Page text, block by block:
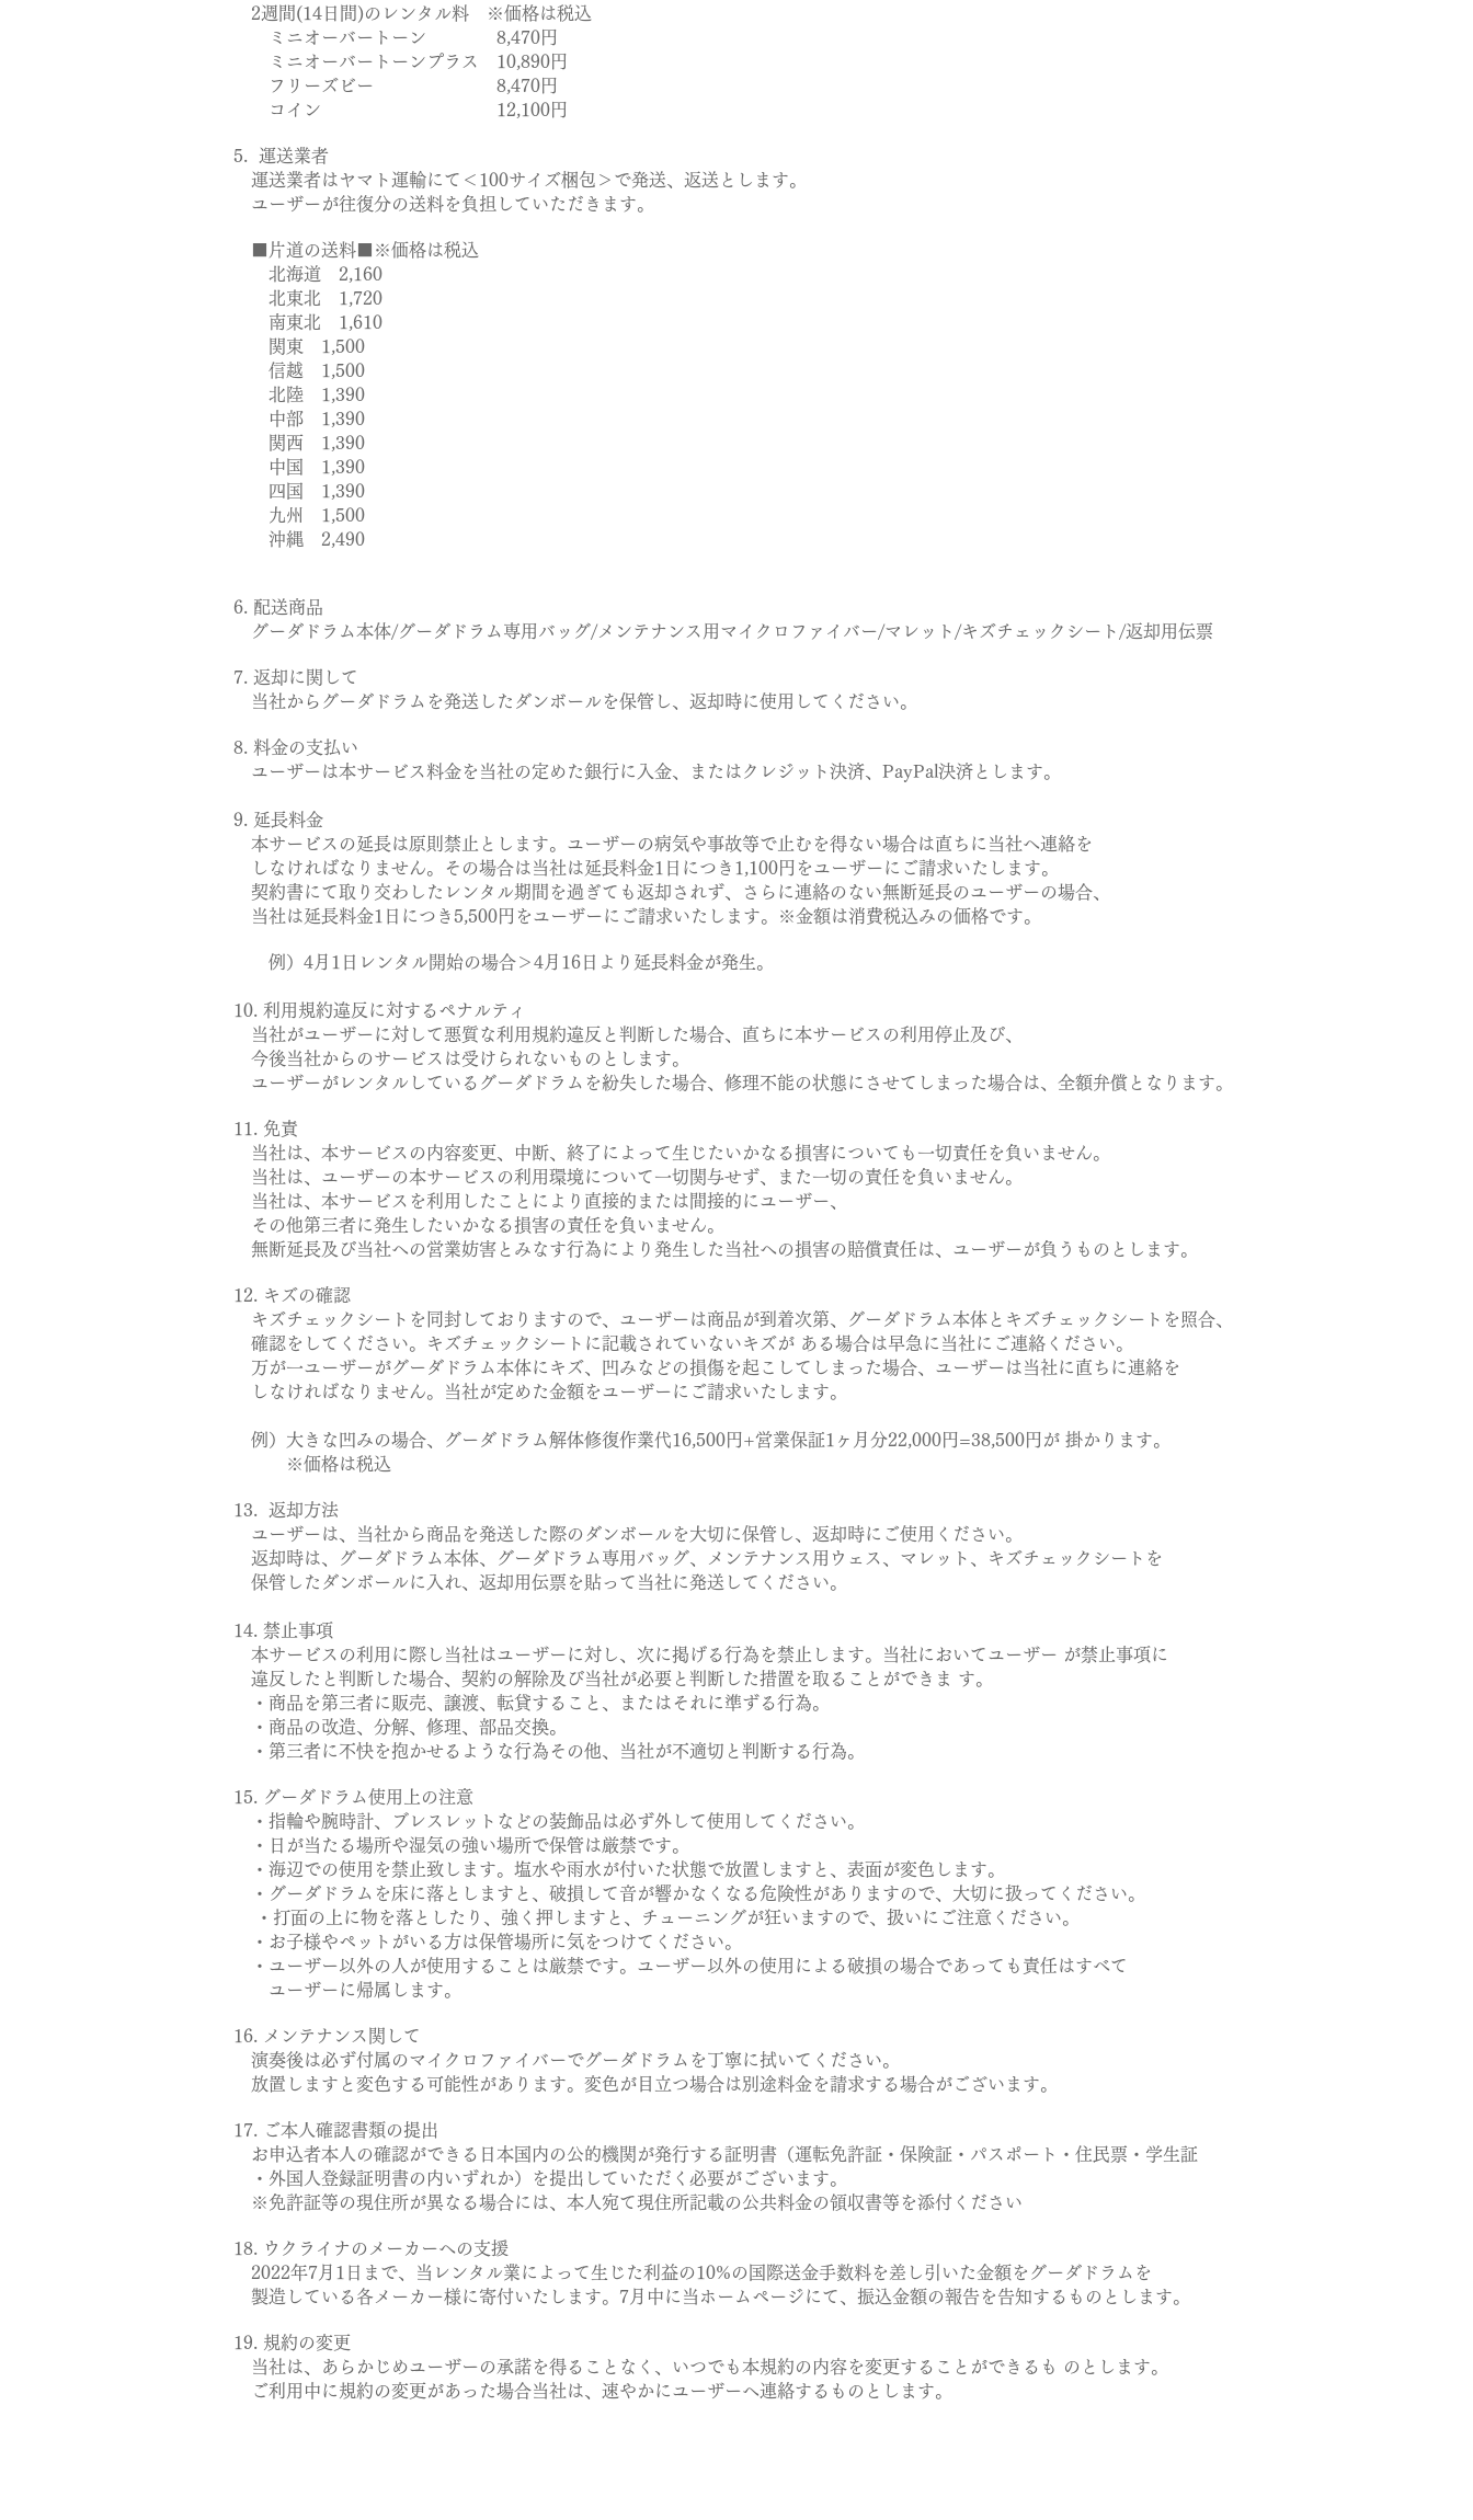
2週間(14日間)のレンタル料 ※価格は税込
ミニオーバートーン 8,470円
ミニオーバートーンプラス 10,890円
フリーズビー 8,470円
コイン 12,100円
5. 運送業者
運送業者はヤマト運輸にて＜100サイズ梱包＞で発送、返送とします。
ユーザーが往復分の送料を負担していただきます。
■片道の送料■※価格は税込
北海道 2,160
北東北 1,720
南東北 1,610
関東 1,500
信越 1,500
北陸 1,390
中部 1,390
関西 1,390
中国 1,390
四国 1,390
九州 1,500
沖縄 2,490
6. 配送商品
グーダドラム本体/グーダドラム専用バッグ/メンテナンス用マイクロファイバー/マレット/キズチェックシート/返却用伝票
7. 返却に関して
当社からグーダドラムを発送したダンボールを保管し、返却時に使用してください。
8. 料金の支払い
ユーザーは本サービス料金を当社の定めた銀行に入金、またはクレジット決済、PayPal決済とします。
9. 延長料金
本サービスの延長は原則禁止とします。ユーザーの病気や事故等で止むを得ない場合は直ちに当社へ連絡を
しなければなりません。
その場合は当社は延長料金1日につき1,100円をユーザーにご請求いたします。
契約書にて取り交わしたレンタル期間を過ぎても返却されず、さらに連絡のない無断延長のユーザーの場合、
当社は延長料金1日につき5,500円をユーザーにご請求いたします。※金額は消費税込みの価格です。
例）4月1日レンタル開始の場合＞4月16日より延長料金が発生。
10. 利用規約違反に対するペナルティ
当社がユーザーに対して悪質な利用規約違反と判断した場合、直ちに本サービスの利用停止及び、
今後当社からのサービスは受けられないものとします。
ユーザーがレンタルしているグーダドラムを紛失した場合、修理不能の状態にさせてしまった場合は、全額弁償となります。
11. 免責
当社は、本サービスの内容変更、中断、終了によって生じたいかなる損害についても一切責任を負いません。
当社は、ユーザーの本サービスの利用環境について一切関与せず、また一切の責任を負いません。
当社は、本サービスを利用したことにより直接的または間接的にユーザー、
その他第三者に発生したいかなる損害の責任を負いません。
無断延長及び当社への営業妨害とみなす行為により発生した当社への損害の賠償責任は、ユーザーが負うものとします。
12. キズの確認
キズチェックシートを同封しておりますので、ユーザーは商品が到着次第、グーダドラム本体とキズチェックシートを照合、
確認をしてください。キズチェックシートに記載されていないキズが ある場合は早急に当社にご連絡ください。
万が一ユーザーがグーダドラム本体にキズ、凹みなどの損傷を起こしてしまった場合、ユーザーは当社に直ちに連絡を
しなければなりません。当社が定めた金額をユーザーにご請求いたします。
例）大きな凹みの場合、グーダドラム解体修復作業代16,500円+営業保証1ヶ月分22,000円=38,500円が 掛かります。
※価格は税込
13. 返却方法
ユーザーは、当社から商品を発送した際のダンボールを大切に保管し、返却時にご使用ください。
返却時は、グーダドラム本体、グーダドラム専用バッグ、メンテナンス用ウェス、マレット、キズチェックシートを
保管したダンボールに入れ、返却用伝票を貼って当社に発送してください。
14. 禁止事項
本サービスの利用に際し当社はユーザーに対し、次に掲げる行為を禁止します。
当社においてユーザー が禁止事項に
違反したと判断した場合、契約の解除及び当社が必要と判断した措置を取ることができま す。
・商品を第三者に販売、譲渡、転貸すること、またはそれに準ずる行為。
・商品の改造、分解、修理、部品交換。
・第三者に不快を抱かせるような行為その他、当社が不適切と判断する行為。
15. グーダドラム使用上の注意
・指輪や腕時計、ブレスレットなどの装飾品は必ず外して使用してください。
・日が当たる場所や湿気の強い場所で保管は厳禁です。
・海辺での使用を禁止致します。塩水や雨水が付いた状態で放置しますと、表面が変色します。
・グーダドラムを床に落としますと、破損して音が響かなくなる危険性がありますので、大切に扱ってください。
・打面の上に物を落としたり、強く押しますと、チューニングが狂いますので、扱いにご注意ください。
・お子様やペットがいる方は保管場所に気をつけてください。
・ユーザー以外の人が使用することは厳禁です。ユーザー以外の使用による破損の場合であっても責任はすべて
ユーザーに帰属します。
16. メンテナンス関して
演奏後は必ず付属のマイクロファイバーでグーダドラムを丁寧に拭いてください。
放置しますと変色する可能性があります。 変色が目立つ場合は別途料金を請求する場合がございます。
17. ご本人確認書類の提出
お申込者本人の確認ができる日本国内の公的機関が発行する証明書（運転免許証・保険証・パスポート・住民票・学生証
・外国人登録証明書の内いずれか）を提出していただく必要がございます。
※免許証等の現住所が異なる場合には、本人宛て現住所記載の公共料金の領収書等を添付ください
18. ウクライナのメーカーへの支援
2022年7月1日まで、当レンタル業によって生じた利益の10%の国際送金手数料を差し引いた金額をグーダドラムを
製造している各メーカー様に寄付いたします。7月中に当ホームページにて、振込金額の報告を告知するものとします。
19. 規約の変更
当社は、あらかじめユーザーの承諾を得ることなく、いつでも本規約の内容を変更することができるも のとします。
ご利用中に規約の変更があった場合当社は、速やかにユーザーへ連絡するものとします。